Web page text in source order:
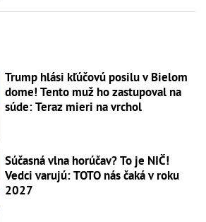
Trump hlási kľúčovú posilu v Bielom
dome! Tento muž ho zastupoval na
súde: Teraz mieri na vrchol
Súčasná vlna horúčav? To je NIČ!
Vedci varujú: TOTO nás čaká v roku
2027